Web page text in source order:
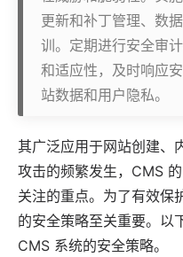
更新和补丁管理、数
训。定期进行安全审
和适应性，及时响应
站数据和用户隐私。
其广泛应用于网站创建、
攻击的频繁发生，CMS
关注的重点。为了有效保
的安全策略至关重要。以
CMS 系统的安全策略。